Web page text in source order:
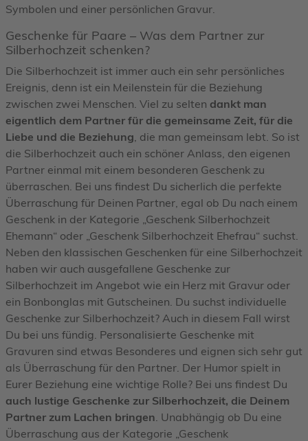
Symbolen und einer persönlichen Gravur.
Geschenke für Paare – Was dem Partner zur
Silberhochzeit schenken?
Die Silberhochzeit ist immer auch ein sehr persönliches
Ereignis, denn ist ein Meilenstein für die Beziehung
zwischen zwei Menschen. Viel zu selten dankt man
eigentlich dem Partner für die gemeinsame Zeit, für die
Liebe und die Beziehung , die man gemeinsam lebt. So ist
die Silberhochzeit auch ein schöner Anlass, den eigenen
Partner einmal mit einem besonderen Geschenk zu
überraschen. Bei uns findest Du sicherlich die perfekte
Überraschung für Deinen Partner, egal ob Du nach einem
Geschenk in der Kategorie „Geschenk Silberhochzeit
Ehemann“ oder „Geschenk Silberhochzeit Ehefrau“ suchst.
Neben den klassischen Geschenken für eine Silberhochzeit
haben wir auch ausgefallene Geschenke zur
Silberhochzeit im Angebot wie ein Herz mit Gravur oder
ein Bonbonglas mit Gutscheinen. Du suchst individuelle
Geschenke zur Silberhochzeit? Auch in diesem Fall wirst
Du bei uns fündig. Personalisierte Geschenke mit
Gravuren sind etwas Besonderes und eignen sich sehr gut
als Überraschung für den Partner. Der Humor spielt in
Eurer Beziehung eine wichtige Rolle? Bei uns findest Du
auch lustige Geschenke zur Silberhochzeit, die Deinem
Partner zum Lachen bringen . Unabhängig ob Du eine
Überraschung aus der Kategorie „Geschenk